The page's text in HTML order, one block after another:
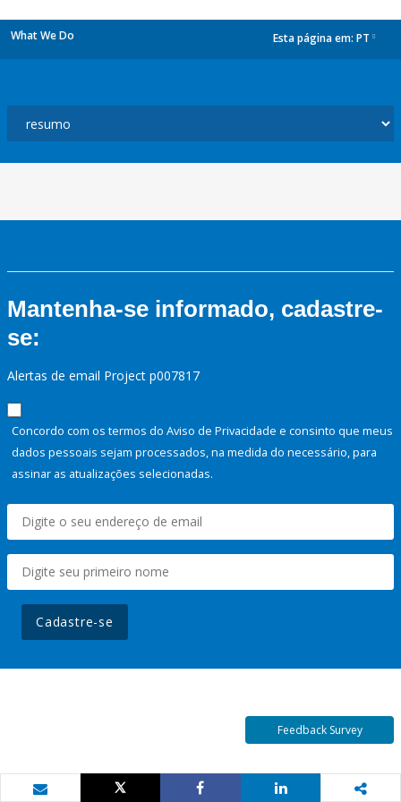
What We Do Esta página em: PT
Mantenha-se informado, cadastre-
se:
Alertas de email Project p007817
Concordo com os termos do Aviso de Privacidade e consinto que meus
dados pessoais sejam processados, na medida do necessário, para
assinar as atualizações selecionadas.
Cadastre-se
Feedback Survey